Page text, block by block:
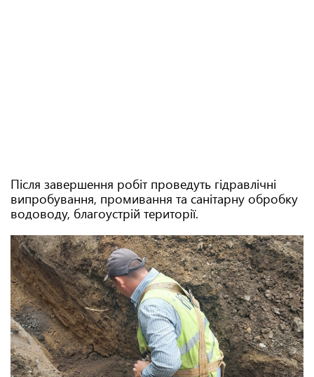
Після завершення робіт проведуть гідравлічні
випробування, промивання та санітарну обробку
водоводу, благоустрій території.